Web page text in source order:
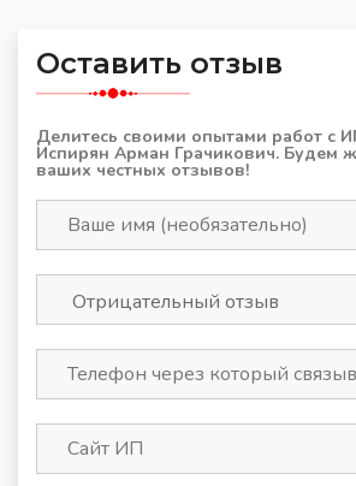
Оставить отзыв
Делитесь своими опытами работ с
Испирян Арман Грачикович. Будем
ваших честных отзывов!